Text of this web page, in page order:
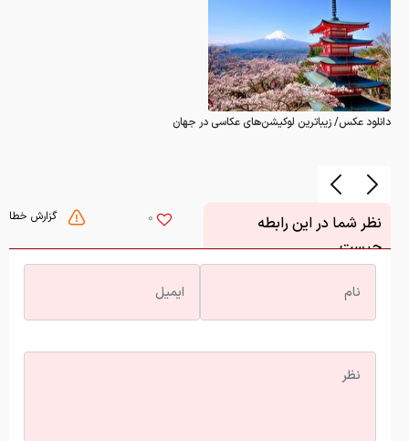
دانلود عکس/ زیباترین لوکیشن‌های عکاسی در جهان
گزارش خطا 0
نظر شما در این رابطه
چیست